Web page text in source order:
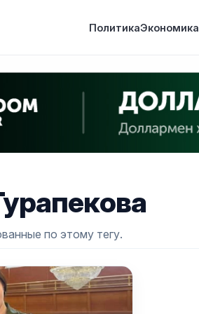
ПолитикаЭкономика
по этому тегу.